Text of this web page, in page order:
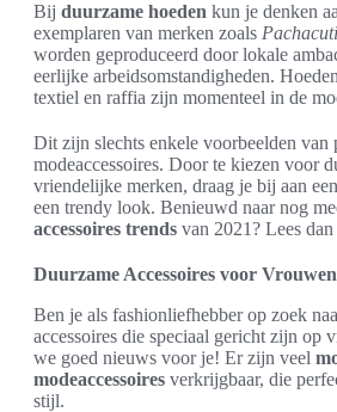
Bij duurzame hoeden kun je denken
exemplaren van merken zoals Pachacuti
worden geproduceerd door lokale
eerlijke arbeidsomstandigheden.
textiel en raffia zijn momenteel in de
Dit zijn slechts enkele voorbeelden van
modeaccessoires. Door te kiezen voor
vriendelijke merken, draag je bij aan
een trendy look. Benieuwd naar nog
accessoires trends van 2021? Lees
Duurzame Accessoires voor Vrouwen
Ben je als fashionliefhebber op zoek
accessoires die speciaal gericht zijn op
we goed nieuws voor je! Er zijn veel
modeaccessoires verkrijgbaar, die
stijl.